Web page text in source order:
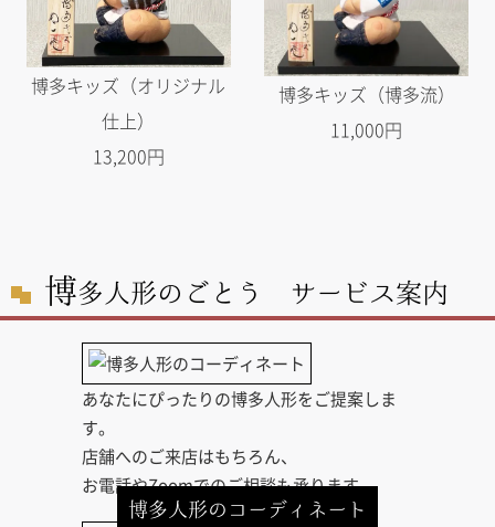
博多キッズ（オリジナル
仕上）
13,200円
博多キッズ（博多流）
11,000円
博多人形のごとう サービス案内
博多人形のコーディネート
あなたにぴったりの博多人形をご提案しま
す。
店舗へのご来店はもちろん、
お電話やZoomでのご相談も承ります。